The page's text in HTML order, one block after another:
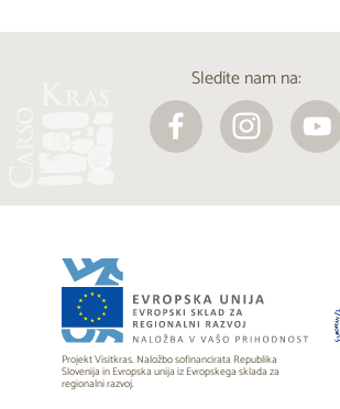
Sledite nam na:
Projekt Visitkras. Naložbo sofinancirata Republika
Slovenija in Evropska unija iz Evropskega sklada za
regionalni razvoj.